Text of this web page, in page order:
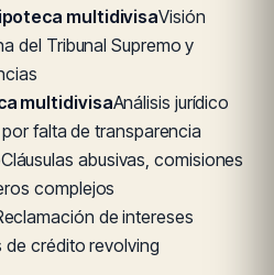
multidivisaVisión
del Tribunal Supremo y
multidivisaAnálisis jurídico
falta de transparencia
Cláusulas abusivas, comisiones
complejos
de intereses
de crédito revolving